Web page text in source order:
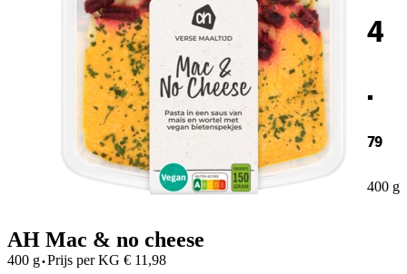
4
.
79
400 g
AH Mac & no cheese
400 g·Prijs per KG € 11,98